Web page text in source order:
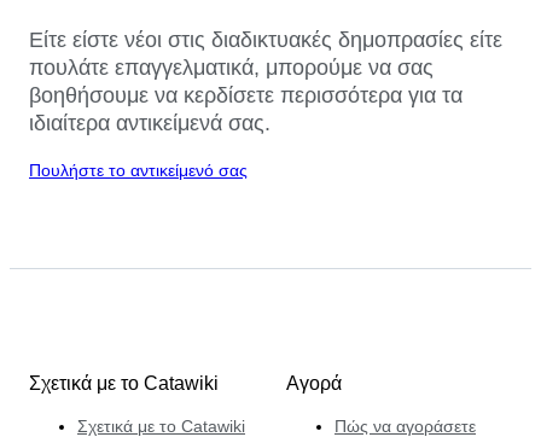
Είτε είστε νέοι στις διαδικτυακές δημοπρασίες είτε
πουλάτε επαγγελματικά, μπορούμε να σας
βοηθήσουμε να κερδίσετε περισσότερα για τα
ιδιαίτερα αντικείμενά σας.
Πουλήστε το αντικείμενό σας
Σχετικά με το Catawiki
Σχετικά με το Catawiki
Αγορά
Πώς να αγοράσετε